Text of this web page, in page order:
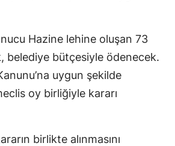
Hazine lehine oluşan 73
belediye bütçesiyle ödenecek.
uygun şekilde
oy birliğiyle kararı
birlikte alınmasını